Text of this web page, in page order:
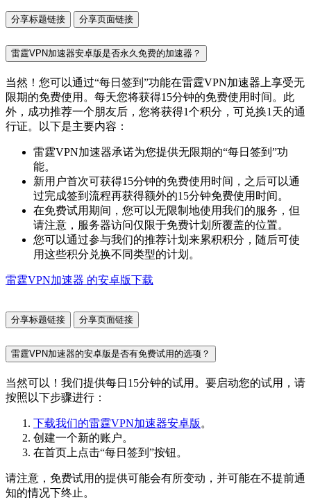
分享标题链接 分享页面链接
雷霆VPN加速器安卓版是否永久免费的加速器？
当然！您可以通过“每日签到”功能在雷霆VPN加速器上享受无
限期的免费使用。每天您将获得15分钟的免费使用时间。此
外，成功推荐一个朋友后，您将获得1个积分，可兑换1天的通
行证。以下是主要内容：
雷霆VPN加速器承诺为您提供无限期的“每日签到”功
能。
新用户首次可获得15分钟的免费使用时间，之后可以通
过完成签到流程再获得额外的15分钟免费使用时间。
在免费试用期间，您可以无限制地使用我们的服务，但
请注意，服务器访问仅限于免费计划所覆盖的位置。
您可以通过参与我们的推荐计划来累积积分，随后可使
用这些积分兑换不同类型的计划。
雷霆VPN加速器 的安卓版下载
分享标题链接 分享页面链接
雷霆VPN加速器的安卓版是否有免费试用的选项？
当然可以！我们提供每日15分钟的试用。要启动您的试用，请
按照以下步骤进行：
下载我们的雷霆VPN加速器安卓版 。
创建一个新的账户。
在首页上点击“每日签到”按钮。
请注意，免费试用的提供可能会有所变动，并可能在不提前通
知的情况下终止。